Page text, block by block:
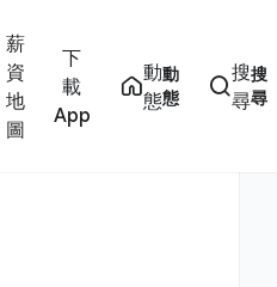
薪
資
地
圖
下
載
App
動
態
動
態
搜
尋
搜
尋